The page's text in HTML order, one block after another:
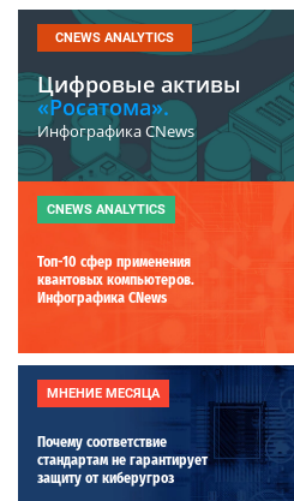
CNEWS ANALYTICS
Цифровые активы
«Росатома».
Инфографика CNews
CNEWS ANALYTICS
Топ-10 сфер применения
квантовых компьютеров.
Инфографика CNews
МНЕНИЕ МЕСЯЦА
Почему соответствие
стандартам не гарантирует
защиту от киберугроз